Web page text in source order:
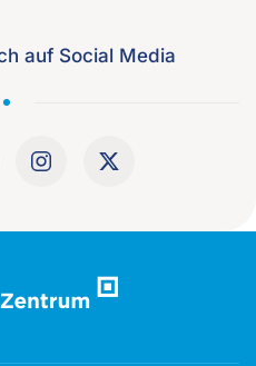
auf Social Media